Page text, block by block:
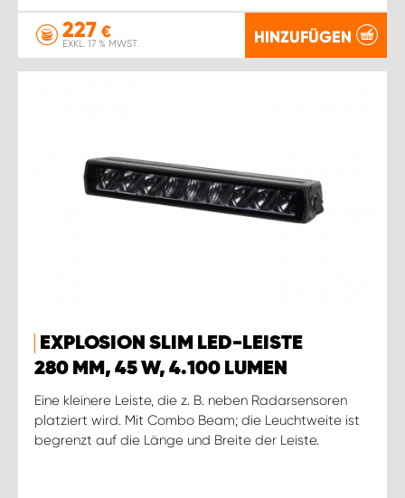
227 €
EXKL. 17 % MWST. HINZUFÜGEN
EXPLOSION SLIM LED-LEISTE
280 MM, 45 W, 4.100 LUMEN
Eine kleinere Leiste, die z. B. neben Radarsensoren
platziert wird. Mit Combo Beam; die Leuchtweite ist
begrenzt auf die Länge und Breite der Leiste.